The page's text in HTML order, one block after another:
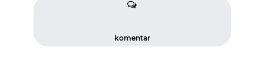
komentar